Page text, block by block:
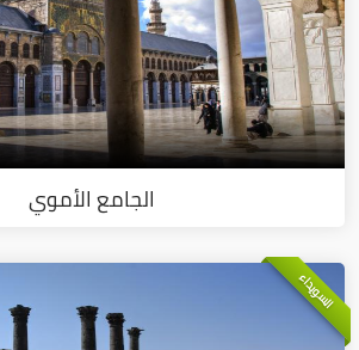
الجامع الأموي
السويداء